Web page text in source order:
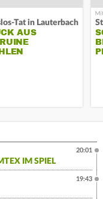
Tat in Lauterbach
AUS
IM SPIEL
20:01
19:43